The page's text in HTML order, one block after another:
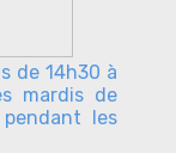
de 14h30 à
mardis de
les